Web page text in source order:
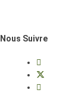
Nous Suivre